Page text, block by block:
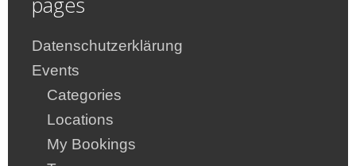
Datenschutzerklärung
Events
Categories
Locations
My Bookings